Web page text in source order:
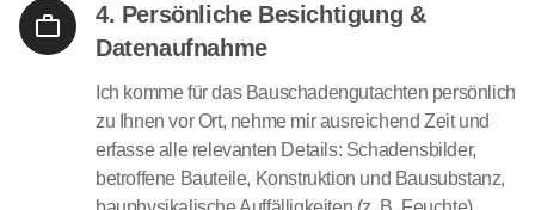
4. Persönliche Besichtigung &
Datenaufnahme
Ich komme für das Bauschadengutachten persönlich
zu Ihnen vor Ort, nehme mir ausreichend Zeit und
erfasse alle relevanten Details: Schadensbilder,
betroffene Bauteile, Konstruktion und Bausubstanz,